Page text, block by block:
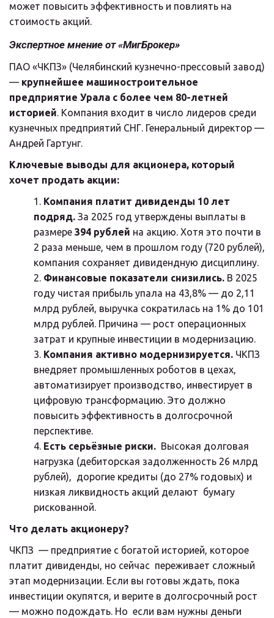
может повысить эффективность и повлиять на
стоимость акций.
Экспертное мнение от «МигБрокер»
ПАО «ЧКПЗ» (Челябинский кузнечно-прессовый завод)
— крупнейшее машиностроительное
предприятие Урала с более чем 80-летней
историей. Компания входит в число лидеров среди
кузнечных предприятий СНГ. Генеральный директор —
Андрей Гартунг.
Ключевые выводы для акционера, который
хочет продать акции:
Компания платит дивиденды 10 лет
подряд. За 2025 год утверждены выплаты в
размере 394 рублей на акцию. Хотя это почти в
2 раза меньше, чем в прошлом году (720 рублей),
компания сохраняет дивидендную дисциплину.
Финансовые показатели снизились. В 2025
году чистая прибыль упала на 43,8% — до 2,11
млрд рублей, выручка сократилась на 1% до 101
млрд рублей. Причина — рост операционных
затрат и крупные инвестиции в модернизацию.
Компания активно модернизируется. ЧКПЗ
внедряет промышленных роботов в цехах,
автоматизирует производство, инвестирует в
цифровую трансформацию. Это должно
повысить эффективность в долгосрочной
перспективе.
Есть серьёзные риски.
  Высокая долговая
нагрузка (дебиторская задолженность 26 млрд
рублей),  дорогие кредиты (до 27% годовых) и
низкая ликвидность акций делают  бумагу
рискованной.
Что делать акционеру?
ЧКПЗ  — предприятие с богатой историей, которое
платит дивиденды, но сейчас  переживает сложный
этап модернизации. Если вы готовы ждать, пока
инвестиции окупятся, и верите в долгосрочный рост
— можно подождать. Но  если вам нужны деньги